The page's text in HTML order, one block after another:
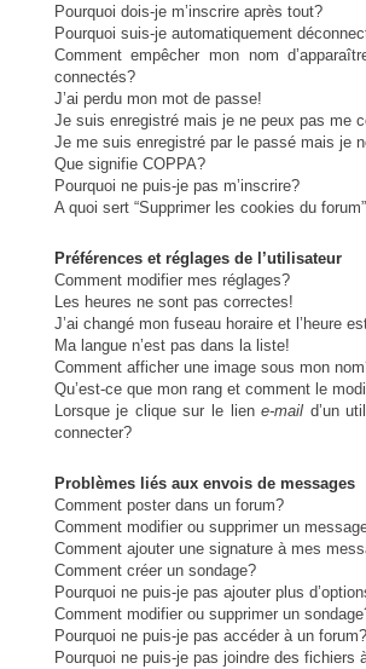
Pourquoi dois-je m’inscrire après tout?
Pourquoi suis-je automatiquement
Comment empêcher mon nom
connectés?
J’ai perdu mon mot de passe!
Je suis enregistré mais je ne peux pas me
Je me suis enregistré par le passé mais je
Que signifie COPPA?
Pourquoi ne puis-je pas m’inscrire?
A quoi sert “Supprimer les cookies du
Préférences et réglages de l’utilisateur
Comment modifier mes réglages?
Les heures ne sont pas correctes!
J’ai changé mon fuseau horaire et l’heure
Ma langue n’est pas dans la liste!
Comment afficher une image sous mon
Qu’est-ce que mon rang et comment le
Lorsque je clique sur le liene-mail d’un
connecter?
Problèmes liés aux envois de messages
Comment poster dans un forum?
Comment modifier ou supprimer un
Comment ajouter une signature à mes
Comment créer un sondage?
Pourquoi ne puis-je pas ajouter plus
Comment modifier ou supprimer un
Pourquoi ne puis-je pas accéder à un forum?
Pourquoi ne puis-je pas joindre des fichiers